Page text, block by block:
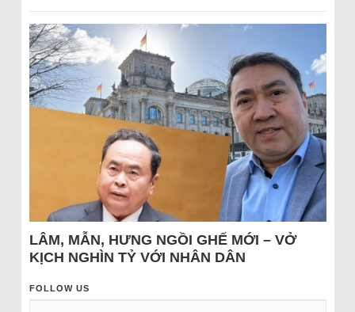
LÂM, MẪN, HƯNG NGỒI GHẾ MỚI – VỞ
KỊCH NGHÌN TỶ VỚI NHÂN DÂN
FOLLOW US